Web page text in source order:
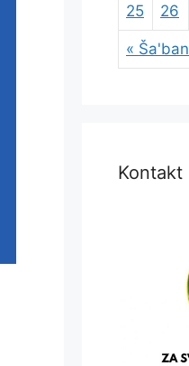
« Ša'ban
25 26
Kontakt